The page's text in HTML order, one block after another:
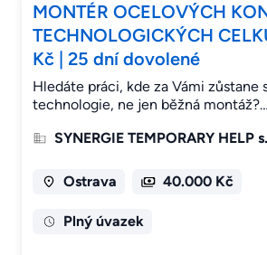
MONTÉR OCELOVÝCH
TECHNOLOGICKÝCH
Kč | 25 dní dovolené
Hledáte práci, kde za Vámi zůstane
technologie, ne jen běžná montáž?…
SYNERGIE TEMPORARY HELP
Ostrava 40.000 Kč
Plný úvazek